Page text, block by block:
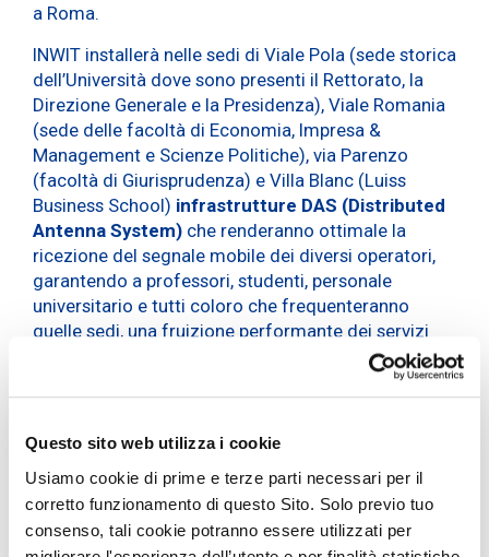
Questo sito web utilizza i cookie
Usiamo cookie di prime e terze parti necessari per il
corretto funzionamento di questo Sito. Solo previo tuo
consenso, tali cookie potranno essere utilizzati per
a Roma.
INWIT installerà nelle sedi di Viale Pola (sede storica
dell’Università dove sono presenti il Rettorato, la
Direzione Generale e la Presidenza), Viale Romania
(sede delle facoltà di Economia, Impresa &
Management e Scienze Politiche), via Parenzo
(facoltà di Giurisprudenza) e Villa Blanc (Luiss
Business School) infrastrutture DAS (Distributed
Antenna System) che renderanno ottimale la
ricezione del segnale mobile dei diversi operatori,
garantendo a professori, studenti, personale
universitario e tutti coloro che frequenteranno
quelle sedi, una fruizione performante dei servizi
Ad avvantaggiarsi di questa nuova infrastruttura
indoor dell’ateneo: aule, laboratori, biblioteche dove
sarà possibile utilizzare i diversi device (pc, tablet e
smartphone) conprestazioni eccellenti e in piena
mobilità